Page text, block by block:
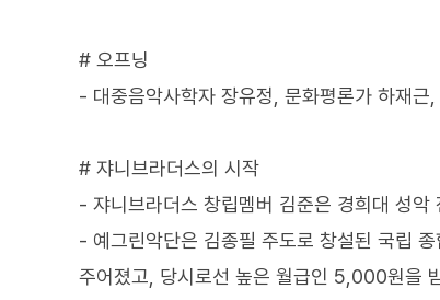
# 오프닝
- 대중음악사학자 장유정, 문화평론가 하재
# 쟈니브라더스의 시작
- 쟈니브라더스 창립멤버 김준은 경희대 성악
- 예그린악단은 김종필 주도로 창설된 국립
주어졌고, 당시로선 높은 월급인 5,000원을